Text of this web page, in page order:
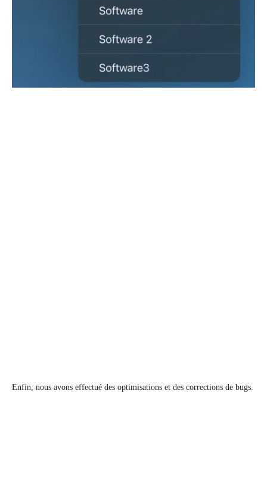
Enfin, nous avons effectué des optimisations et des corrections de bugs.